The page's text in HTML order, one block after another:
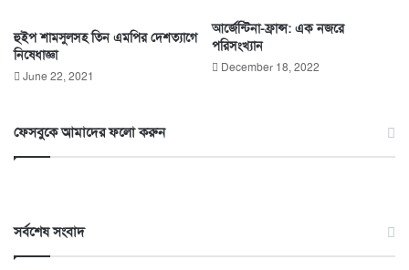
হুইপ শামসুলসহ তিন এমপির দেশত্যাগে
নিষেধাজ্ঞা
June 22, 2021
আর্জেন্টিনা-ফ্রান্স: এক নজরে
পরিসংখ্যান
December 18, 2022
ফেসবুকে আমাদের ফলো করুন
সর্বশেষ সংবাদ